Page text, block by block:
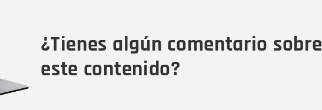
¿Tienes algún comentario sobre
este contenido?